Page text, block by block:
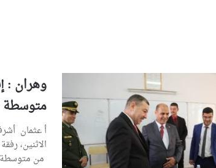
وهران :
أ عثمان
الاثنين،
من